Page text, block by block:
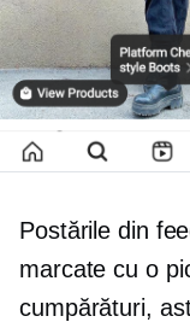
Postările din
marcate cu o
cumpărături,